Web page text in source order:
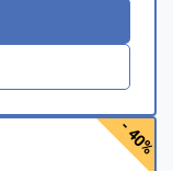
- 40%